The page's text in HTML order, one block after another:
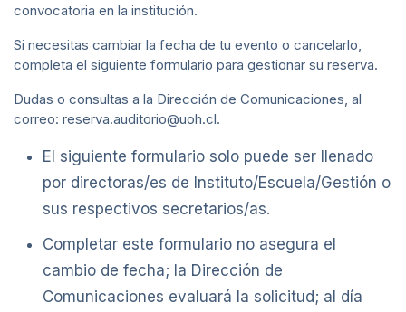
convocatoria en la institución.
Si necesitas cambiar la fecha de tu evento o cancelarlo,
completa el siguiente formulario para gestionar su reserva.
Dudas o consultas a la Dirección de Comunicaciones, al
correo: reserva.auditorio@uoh.cl.
El siguiente formulario solo puede ser llenado
por directoras/es de Instituto/Escuela/Gestión o
sus respectivos secretarios/as.
Completar este formulario no asegura el
cambio de fecha; la Dirección de
Comunicaciones evaluará la solicitud; al día